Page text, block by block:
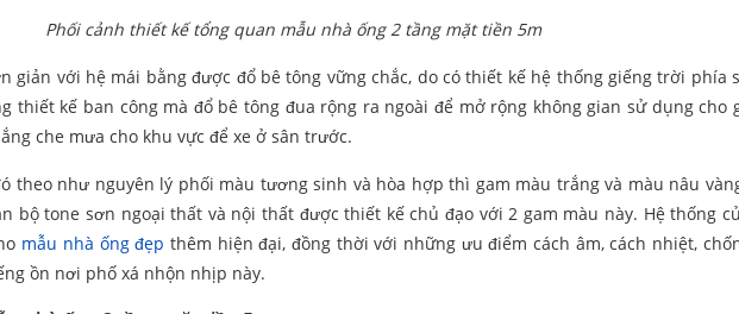
Phối cảnh thiết kế tổng quan mẫu nhà ống 2 tầng mặt tiền 5m
giản với hệ mái bằng được đổ bê tông vững chắc, do có thiết kế hệ thống giếng trời phía
thiết kế ban công mà đổ bê tông đua rộng ra ngoài để mở rộng không gian sử dụng cho
che mưa cho khu vực để xe ở sân trước.
theo như nguyên lý phối màu tương sinh và hòa hợp thì gam màu trắng và màu nâu
bộ tone sơn ngoại thất và nội thất được thiết kế chủ đạo với 2 gam màu này. Hệ thống
mẫu nhà ống đẹp thêm hiện đại, đồng thời với những ưu điểm cách âm, cách nhiệt,
ồn nơi phố xá nhộn nhịp này.